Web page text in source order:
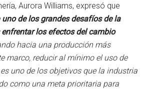
Aurora Williams, expresó que
uno de los grandes desafíos de la
los efectos del cambio
hacia una producción más
marco, reducir al mínimo el uso de
uno de los objetivos que la industria
como una meta prioritaria para